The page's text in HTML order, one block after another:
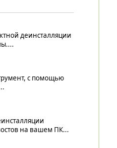
деинсталляции
с помощью
на вашем ПК...